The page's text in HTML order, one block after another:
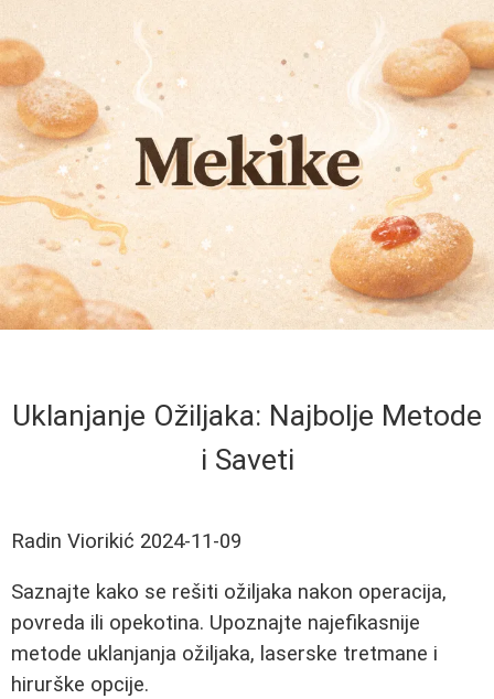
Uklanjanje Ožiljaka: Najbolje Metode
i Saveti
Radin Viorikić 2024-11-09
Saznajte kako se rešiti ožiljaka nakon operacija,
povreda ili opekotina. Upoznajte najefikasnije
metode uklanjanja ožiljaka, laserske tretmane i
hirurške opcije.